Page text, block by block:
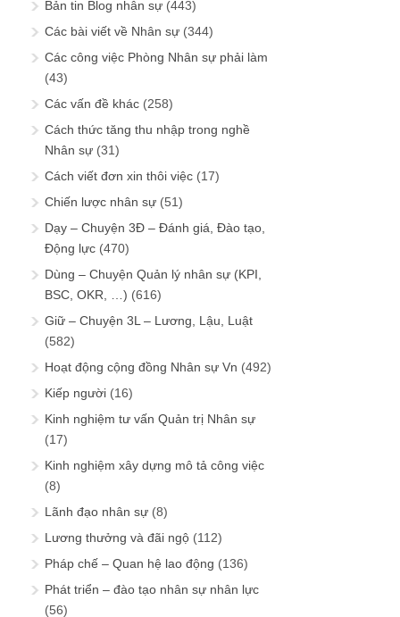
Bản tin Blog nhân sự (443)
Các bài viết về Nhân sự (344)
Các công việc Phòng Nhân sự phải làm
(43)
Các vấn đề khác (258)
Cách thức tăng thu nhập trong nghề
Nhân sự (31)
Cách viết đơn xin thôi việc (17)
Chiến lược nhân sự (51)
Dạy – Chuyện 3Đ – Đánh giá, Đào tạo,
Động lực (470)
Dùng – Chuyện Quản lý nhân sự (KPI,
BSC, OKR, …) (616)
Giữ – Chuyện 3L – Lương, Lậu, Luật
(582)
Hoạt động cộng đồng Nhân sự Vn (492)
Kiếp người (16)
Kinh nghiệm tư vấn Quản trị Nhân sự
(17)
Kinh nghiệm xây dựng mô tả công việc
(8)
Lãnh đạo nhân sự (8)
Lương thưởng và đãi ngộ (112)
Pháp chế – Quan hệ lao động (136)
Phát triển – đào tạo nhân sự nhân lực
(56)